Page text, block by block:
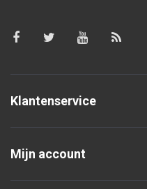
Klantenservice
Mijn account